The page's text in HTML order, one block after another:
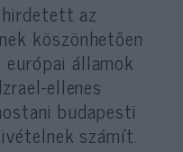
az
köszönhetően
európai államok
ellenes
budapesti
számít.